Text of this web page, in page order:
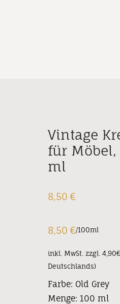
Vintage
für Möbel,
ml
8,50 €
8,50 €/100ml
inkl. MwSt. zzgl.
Deutschlands)
Farbe: Old Grey
Menge: 100 ml